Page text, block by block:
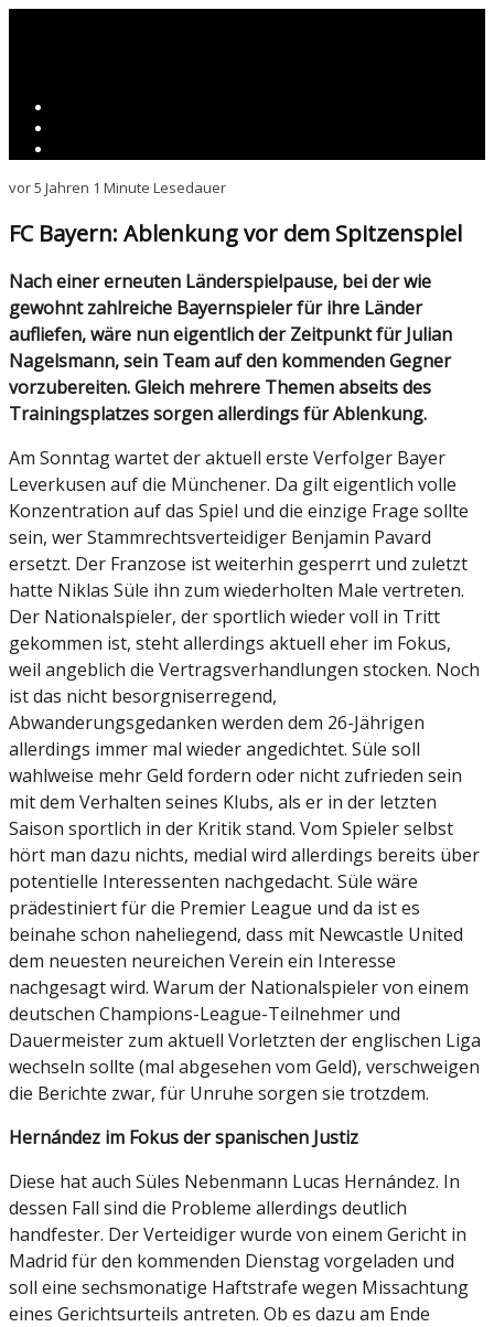
vor 5 Jahren 1 Minute Lesedauer
FC Bayern: Ablenkung vor dem Spitzenspiel
Nach einer erneuten Länderspielpause, bei der wie
gewohnt zahlreiche Bayernspieler für ihre Länder
aufliefen, wäre nun eigentlich der Zeitpunkt für Julian
Nagelsmann, sein Team auf den kommenden Gegner
vorzubereiten. Gleich mehrere Themen abseits des
Trainingsplatzes sorgen allerdings für Ablenkung.
Am Sonntag wartet der aktuell erste Verfolger Bayer
Leverkusen auf die Münchener. Da gilt eigentlich volle
Konzentration auf das Spiel und die einzige Frage sollte
sein, wer Stammrechtsverteidiger Benjamin Pavard
ersetzt. Der Franzose ist weiterhin gesperrt und zuletzt
hatte Niklas Süle ihn zum wiederholten Male vertreten.
Der Nationalspieler, der sportlich wieder voll in Tritt
gekommen ist, steht allerdings aktuell eher im Fokus,
weil angeblich die Vertragsverhandlungen stocken. Noch
ist das nicht besorgniserregend,
Abwanderungsgedanken werden dem 26-Jährigen
allerdings immer mal wieder angedichtet. Süle soll
wahlweise mehr Geld fordern oder nicht zufrieden sein
mit dem Verhalten seines Klubs, als er in der letzten
Saison sportlich in der Kritik stand. Vom Spieler selbst
hört man dazu nichts, medial wird allerdings bereits über
potentielle Interessenten nachgedacht. Süle wäre
prädestiniert für die Premier League und da ist es
beinahe schon naheliegend, dass mit Newcastle United
dem neuesten neureichen Verein ein Interesse
nachgesagt wird. Warum der Nationalspieler von einem
deutschen Champions-League-Teilnehmer und
Dauermeister zum aktuell Vorletzten der englischen Liga
wechseln sollte (mal abgesehen vom Geld), verschweigen
die Berichte zwar, für Unruhe sorgen sie trotzdem.
Hernández im Fokus der spanischen Justiz
Diese hat auch Süles Nebenmann Lucas Hernández. In
dessen Fall sind die Probleme allerdings deutlich
handfester. Der Verteidiger wurde von einem Gericht in
Madrid für den kommenden Dienstag vorgeladen und
soll eine sechsmonatige Haftstrafe wegen Missachtung
eines Gerichtsurteils antreten. Ob es dazu am Ende